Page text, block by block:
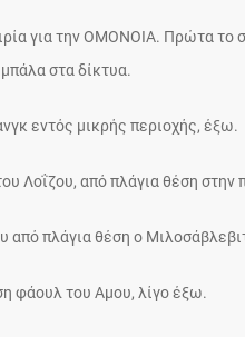
για την ΟΜΟΝΟΙΑ. Πρώτα το
στα δίκτυα.
εντός μικρής περιοχής, έξω.
Λοΐζου, από πλάγια θέση στην
από πλάγια θέση ο
φάουλ του Αμου, λίγο έξω.